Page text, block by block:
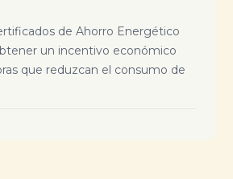
de Ahorro Energético
un incentivo económico
que reduzcan el consumo de